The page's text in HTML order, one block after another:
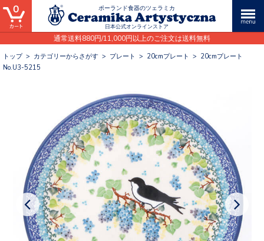
ポーランド食器のツェラミカ
日本公式オンラインストア
通常送料880円/11,000円以上のご注文は送料無料
0
トップ> カテゴリーからさがす > プレート > 20cmプレート > 20cmプレート
No.U3-5215